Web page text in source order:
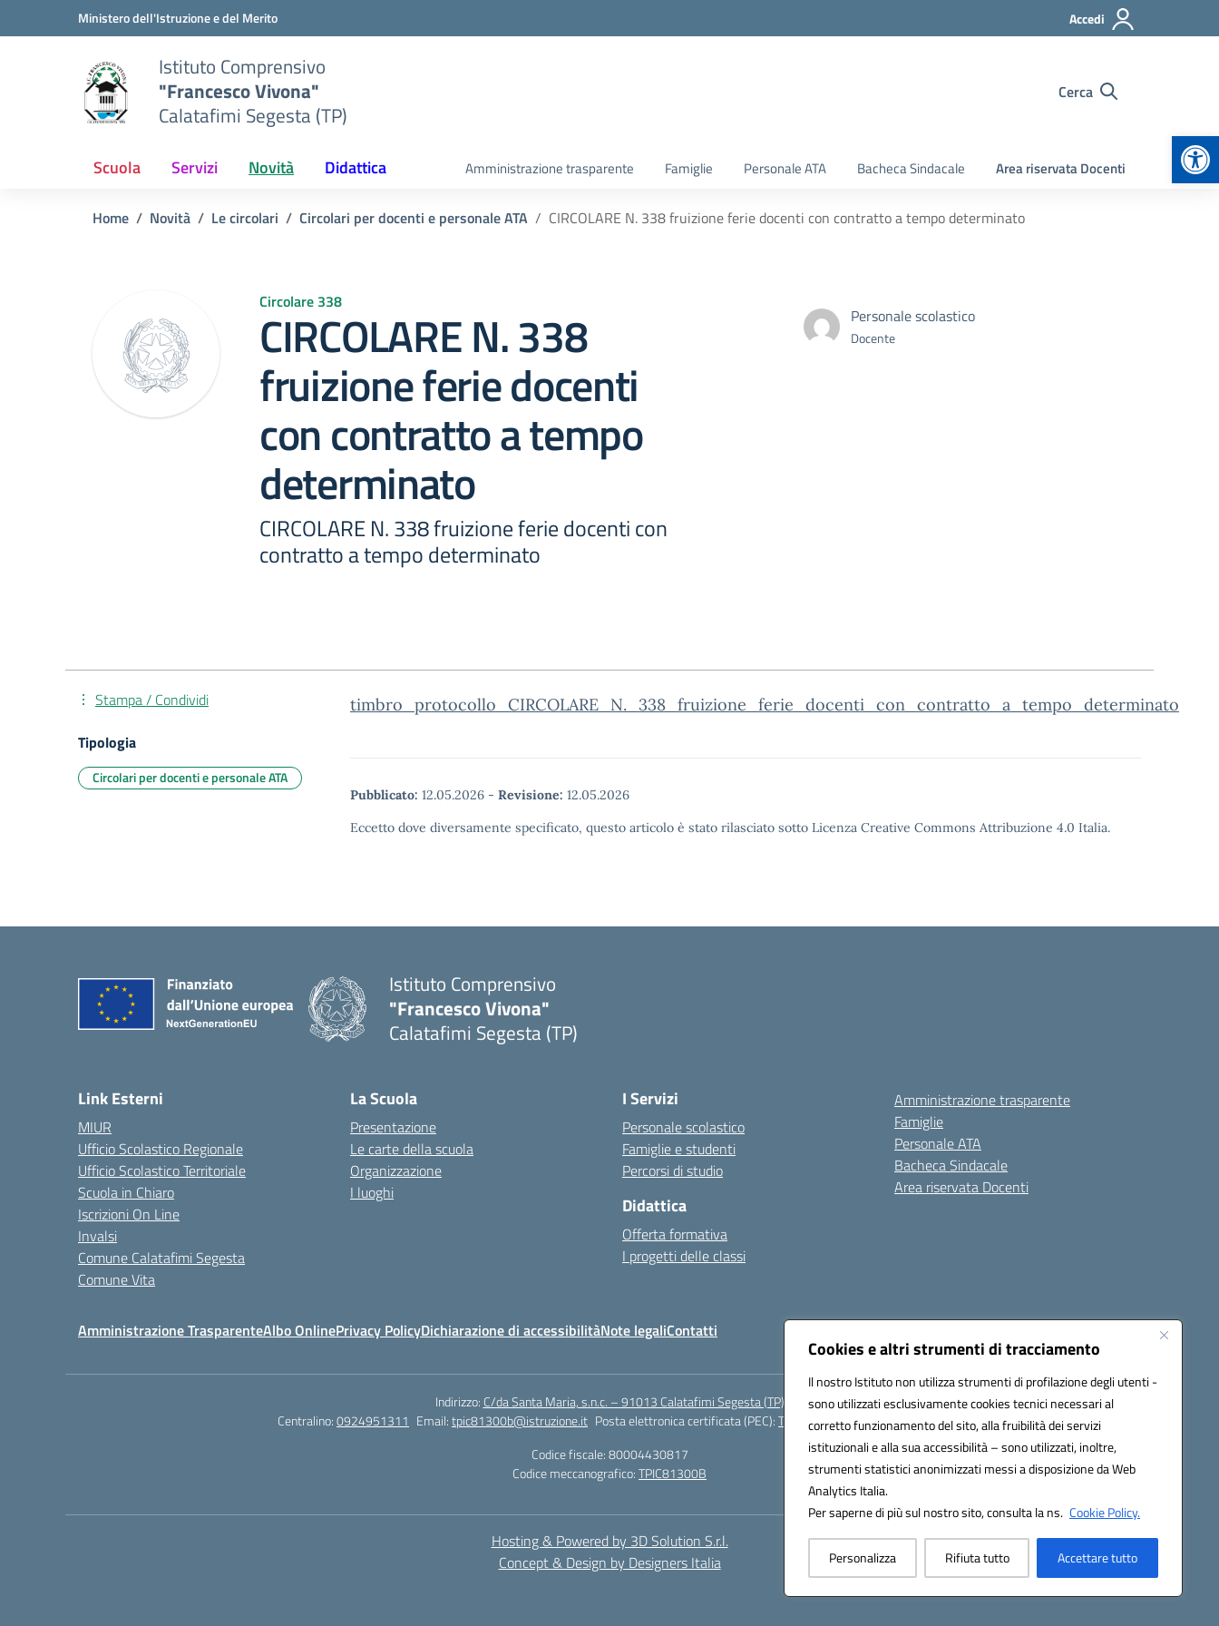
Cookies e altri strumenti di tracciamento
Il nostro Istituto non utilizza strumenti di profilazione degli utenti -
sono utilizzati esclusivamente cookies tecnici necessari al
corretto funzionamento del sito, alla fruibilità dei servizi
istituzionali e alla sua accessibilità – sono utilizzati, inoltre,
strumenti statistici anonimizzati messi a disposizione da Web
Analytics Italia.
Per saperne di più sul nostro sito, consulta la ns. Cookie Policy.
Personalizza Rifiuta tutto Accettare tutto
Vai ai contenuti
Vai al menu di navigazioneMinistero dell'Istruzione e del Merito Accedi
Istituto Comprensivo
"Francesco Vivona"
Calatafimi Segesta (TP)
Cerca
Scuola Servizi Novità Didattica Amministrazione trasparente Famiglie Personale ATA Bacheca Sindacale Area riservata Docenti
Home Novità Le circolari Circolari per docenti e personale ATA CIRCOLARE N. 338 fruizione ferie docenti con contratto a tempo determinato
Circolare 338
CIRCOLARE N. 338
fruizione ferie docenti
con contratto a tempo
determinato
CIRCOLARE N. 338 fruizione ferie docenti con
contratto a tempo determinato
Personale scolastico
Docente
timbro_protocollo_CIRCOLARE_N._338_fruizione_ferie_docenti_con_contratto_a_tempo_determinato
Pubblicato: 12.05.2026 - Revisione: 12.05.2026
Eccetto dove diversamente specificato, questo articolo è stato rilasciato sotto Licenza Creative Commons Attribuzione 4.0 Italia.
Stampa / Condividi
Tipologia
Circolari per docenti e personale ATA
Istituto Comprensivo
"Francesco Vivona"
Calatafimi Segesta (TP)
Link Esterni
MIUR
Ufficio Scolastico Regionale
Ufficio Scolastico Territoriale
Scuola in Chiaro
Iscrizioni On Line
Invalsi
Comune Calatafimi Segesta
Comune Vita
La Scuola
Presentazione
Le carte della scuola
Organizzazione
I luoghi
I Servizi
Personale scolastico
Famiglie e studenti
Percorsi di studio
Didattica
Offerta formativa
I progetti delle classi
Amministrazione trasparente
Famiglie
Personale ATA
Bacheca Sindacale
Area riservata Docenti
Amministrazione TrasparenteAlbo OnlinePrivacy PolicyDichiarazione di accessibilitàNote legaliContatti
Indirizzo: C/da Santa Maria, s.n.c. – 91013 Calatafimi Segesta (TP)
Centralino:0924951311 Email:tpic81300b@istruzione.it Posta elettronica certificata (PEC):TPIC81300B@pec.istruzione.it
Codice fiscale: 80004430817
Codice meccanografico:TPIC81300B
Hosting & Powered by 3D Solution S.r.l.
Concept & Design by Designers Italia